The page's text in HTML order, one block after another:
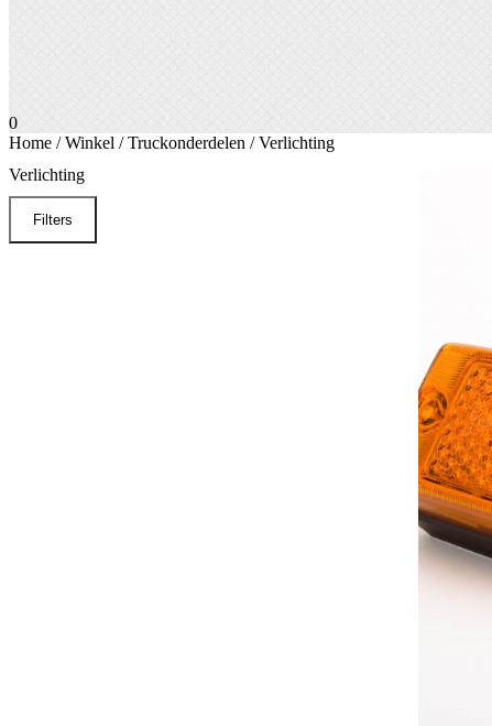
0
Home /Winkel /Truckonderdelen / Verlichting
Verlichting
Filters